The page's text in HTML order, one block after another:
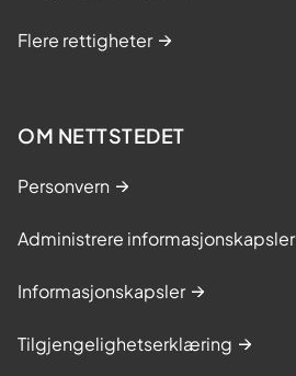
Flere rettigheter
OM NETTSTEDET
Personvern
Administrere informasjonskapsler
Informasjonskapsler
Tilgjengelighetserklæring